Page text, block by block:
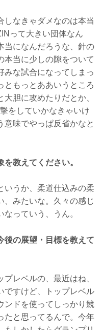
なきゃダメなのは本当
って大きい団体なん
当になんだろうな、針の
本当に少しの隙をついて
みな試合になってしまっ
ともっとああいうところ
胆に攻めたりだとか、
をしていかなきゃいけ
意味でやっぱ反省かなと
教えてください。
うか、柔道仕込みの柔
、みたいな。久々の感じ
っていう、うん。
の展望・目標を教えて
レベルの、最近はね、
ですけど、トップレベル
ンドを使ってしっかり競
たと思ってるんで。今年